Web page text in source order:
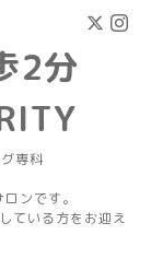
2分
専科
ンです。
ている方をお迎え